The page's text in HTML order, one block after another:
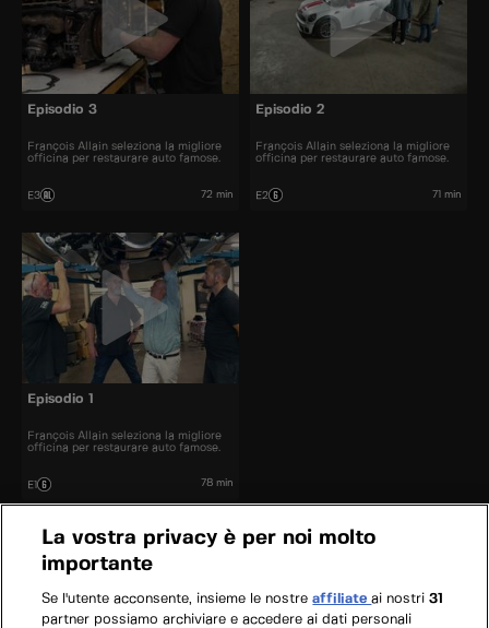
Episodio 3
François Allain seleziona la migliore
officina per restaurare auto famose.
E3 72 min
Episodio 2
François Allain seleziona la migliore
officina per restaurare auto famose.
E2 71 min
Episodio 1
François Allain seleziona la migliore
officina per restaurare auto famose.
E1 78 min
La vostra privacy è per noi molto
importante
Se l'utente acconsente, insieme le nostreaffiliateai nostri31
partner possiamo archiviare e accedere ai dati personali